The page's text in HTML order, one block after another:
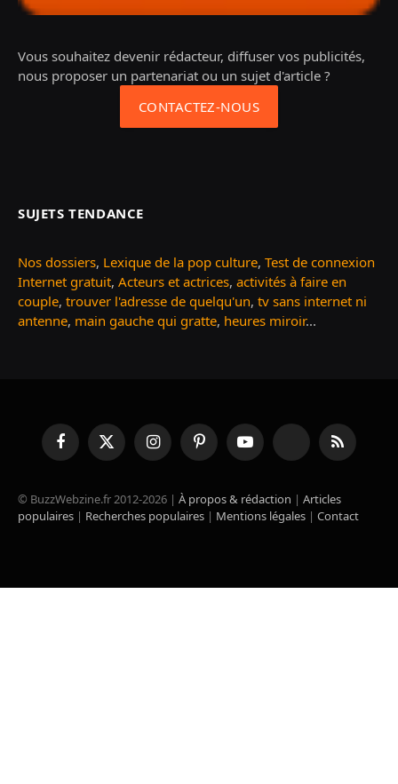
Vous souhaitez devenir rédacteur, diffuser vos publicités,
nous proposer un partenariat ou un sujet d'article ?
CONTACTEZ-NOUS
SUJETS TENDANCE
Nos dossiers, Lexique de la pop culture, Test de connexion
Internet gratuit, Acteurs et actrices, activités à faire en
couple, trouver l'adresse de quelqu'un, tv sans internet ni
antenne, main gauche qui gratte, heures miroir...
FacebookX
(Twitter)
InstagramPinterestYouTube TikTok RSS
© BuzzWebzine.fr 2012-2026 | À propos & rédaction | Articles
populaires | Recherches populaires | Mentions légales | Contact